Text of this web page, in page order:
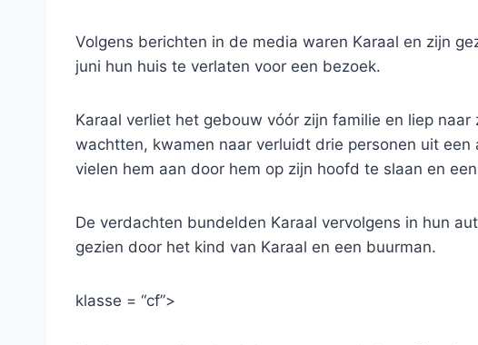
Volgens berichten in de media waren Karaal en zijn
juni hun huis te verlaten voor een bezoek.
Karaal verliet het gebouw vóór zijn familie en liep
wachtten, kwamen naar verluidt drie personen uit
vielen hem aan door hem op zijn hoofd te slaan en
De verdachten bundelden Karaal vervolgens in hun
gezien door het kind van Karaal en een buurman.
klasse = “cf”>